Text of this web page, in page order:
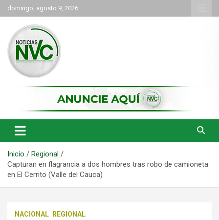
Saltar
al
contenido
domingo, agosto 9, 2026
NVC Noticias
Inicio
Regional
Capturan en flagrancia a dos hombres tras robo de camioneta
en El Cerrito (Valle del Cauca)
NACIONAL REGIONAL